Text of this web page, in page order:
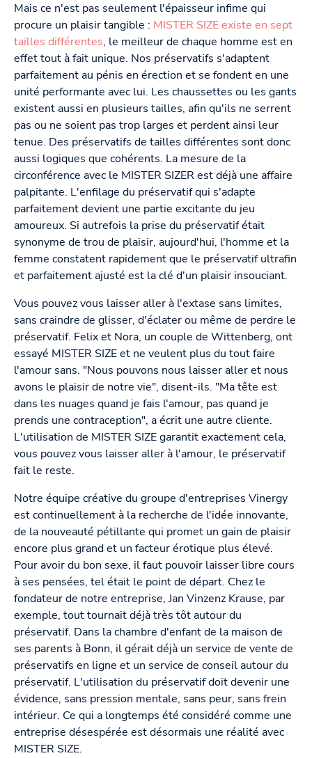
Mais ce n'est pas seulement l'épaisseur infime qui
procure un plaisir tangible : MISTER SIZE existe en sept
tailles différentes, le meilleur de chaque homme est en
effet tout à fait unique. Nos préservatifs s'adaptent
parfaitement au pénis en érection et se fondent en une
unité performante avec lui. Les chaussettes ou les gants
existent aussi en plusieurs tailles, afin qu'ils ne serrent
pas ou ne soient pas trop larges et perdent ainsi leur
tenue. Des préservatifs de tailles différentes sont donc
aussi logiques que cohérents. La mesure de la
circonférence avec le MISTER SIZER est déjà une affaire
palpitante. L'enfilage du préservatif qui s'adapte
parfaitement devient une partie excitante du jeu
amoureux. Si autrefois la prise du préservatif était
synonyme de trou de plaisir, aujourd'hui, l'homme et la
femme constatent rapidement que le préservatif ultrafin
et parfaitement ajusté est la clé d'un plaisir insouciant.
Vous pouvez vous laisser aller à l'extase sans limites,
sans craindre de glisser, d'éclater ou même de perdre le
préservatif. Felix et Nora, un couple de Wittenberg, ont
essayé MISTER SIZE et ne veulent plus du tout faire
l'amour sans. "Nous pouvons nous laisser aller et nous
avons le plaisir de notre vie", disent-ils. "Ma tête est
dans les nuages quand je fais l'amour, pas quand je
prends une contraception", a écrit une autre cliente.
L'utilisation de MISTER SIZE garantit exactement cela,
vous pouvez vous laisser aller à l'amour, le préservatif
fait le reste.
Notre équipe créative du groupe d'entreprises Vinergy
est continuellement à la recherche de l'idée innovante,
de la nouveauté pétillante qui promet un gain de plaisir
encore plus grand et un facteur érotique plus élevé.
Pour avoir du bon sexe, il faut pouvoir laisser libre cours
à ses pensées, tel était le point de départ. Chez le
fondateur de notre entreprise, Jan Vinzenz Krause, par
exemple, tout tournait déjà très tôt autour du
préservatif. Dans la chambre d'enfant de la maison de
ses parents à Bonn, il gérait déjà un service de vente de
préservatifs en ligne et un service de conseil autour du
préservatif. L'utilisation du préservatif doit devenir une
évidence, sans pression mentale, sans peur, sans frein
intérieur. Ce qui a longtemps été considéré comme une
entreprise désespérée est désormais une réalité avec
MISTER SIZE.